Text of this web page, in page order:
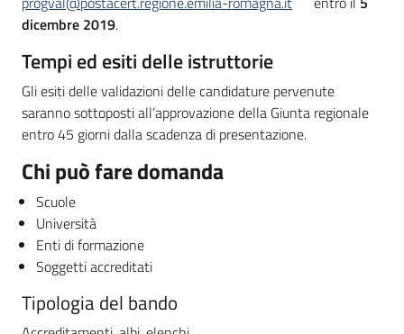
dicembre 2019.
Tempi ed esiti delle istruttorie
Gli esiti delle validazioni delle candidature pervenute
saranno sottoposti all’approvazione della Giunta regionale
entro 45 giorni dalla scadenza di presentazione.
Chi può fare domanda
Scuole
Università
Enti di formazione
Soggetti accreditati
Tipologia del bando